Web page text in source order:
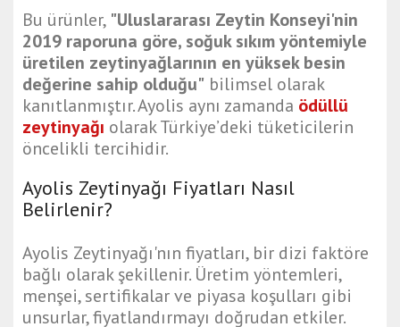
Bu ürünler, "Uluslararası Zeytin Konseyi'nin
2019 raporuna göre, soğuk sıkım yöntemiyle
üretilen zeytinyağlarının en yüksek besin
değerine sahip olduğu" bilimsel olarak
kanıtlanmıştır. Ayolis aynı zamanda ödüllü
zeytinyağı olarak Türkiye’deki tüketicilerin
öncelikli tercihidir.
Ayolis Zeytinyağı Fiyatları Nasıl
Belirlenir?
Ayolis Zeytinyağı'nın fiyatları, bir dizi faktöre
bağlı olarak şekillenir. Üretim yöntemleri,
menşei, sertifikalar ve piyasa koşulları gibi
unsurlar, fiyatlandırmayı doğrudan etkiler.